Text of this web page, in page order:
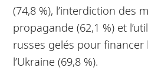
(74,8 %), l’interdiction des
propagande (62,1 %) et
russes gelés pour
l’Ukraine (69,8 %).